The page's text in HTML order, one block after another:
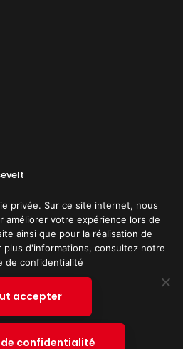
Politique de confidentialité
Tous droits réservés.
privée. Sur ce site internet, nous
améliorer votre expérience lors de
ainsi que pour la réalisation de
d'informations, consultez notre
de confidentialité
accepter
confidentialité